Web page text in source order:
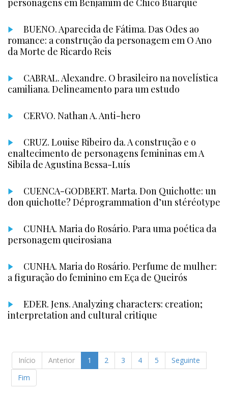
BUENO. Aparecida de Fátima. Das Odes ao
romance: a construção da personagem em O Ano
da Morte de Ricardo Reis
CABRAL. Alexandre. O brasileiro na novelística
camiliana. Delineamento para um estudo
CERVO. Nathan A. Anti-hero
CRUZ. Louise Ribeiro da. A construção e o
enaltecimento de personagens femininas em A
Sibila de Agustina Bessa-Luís
CUENCA-GODBERT. Marta. Don Quichotte: un
don quichotte? Déprogrammation d’un stéréotype
CUNHA. Maria do Rosário. Para uma poética da
personagem queirosiana
CUNHA. Maria do Rosário. Perfume de mulher:
a figuração do feminino em Eça de Queirós
EDER. Jens. Analyzing characters: creation;
interpretation and cultural critique
Início Anterior 1 2 3 4 5
Seguinte
Fim